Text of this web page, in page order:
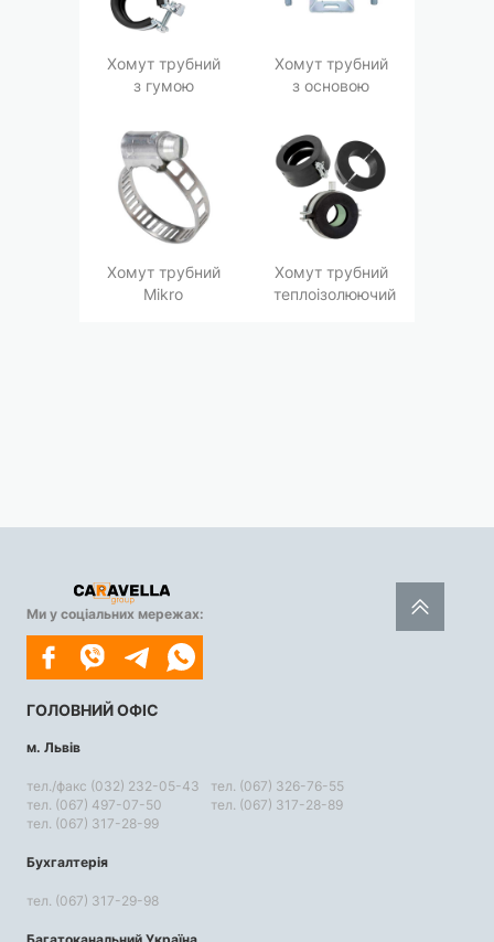
Хомут трубний
з гумою
Хомут трубний
з основою
Хомут трубний
Мikro
Хомут трубний
теплоізолюючий
Ми у соціальних мережах:
ГОЛОВНИЙ ОФІС
м. Львів
тел./факс (032) 232-05-43
тел. (067) 497-07-50
тел. (067) 317-28-99
тел. (067) 326-76-55
тел. (067) 317-28-89
Бухгалтерія
тел. (067) 317-29-98